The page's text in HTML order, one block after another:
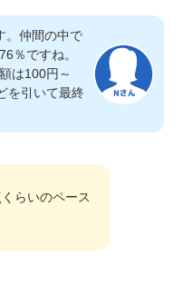
。仲間の中で
％ですね。
は100円～
を引いて最終
らいのペース